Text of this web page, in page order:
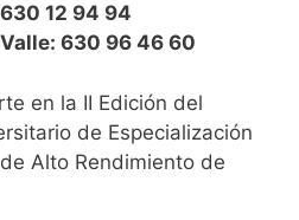
12 94 94
630 96 46 60
en la II Edición del
de Especialización
Alto Rendimiento de